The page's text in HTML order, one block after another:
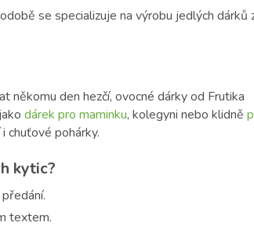
se specializuje na výrobu jedlých dárků
někomu den hezčí, ovocné dárky od Frutika
dárek pro maminku, kolegyni nebo klidně
chuťové pohárky.
kytic?
textem.